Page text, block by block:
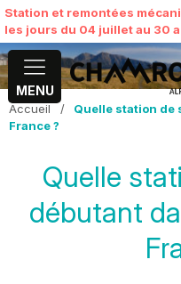
Station et remontées
les jours du 04 juillet au 30
MENU
Accueil /
Quelle station de
France ?
Quelle
débutant